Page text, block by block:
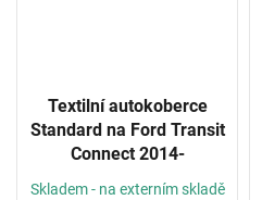
Textilní autokoberce
Standard na Ford Transit
Connect 2014-
Skladem - na externím skladě